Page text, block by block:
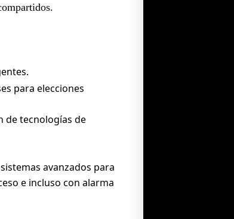
para elecciones
de tecnologías de
avanzados para
e incluso con alarma